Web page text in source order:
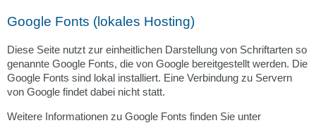
Google Fonts (lokales Hosting)
Diese Seite nutzt zur einheitlichen Darstellung von Schriftarten so
genannte Google Fonts, die von Google bereitgestellt werden. Die
Google Fonts sind lokal installiert. Eine Verbindung zu Servern
von Google findet dabei nicht statt.
Weitere Informationen zu Google Fonts finden Sie unter